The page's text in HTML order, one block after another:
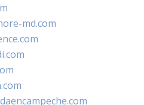
md.com